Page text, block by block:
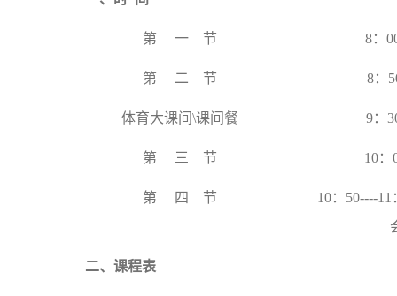
第 一 节 8：
第 二 节 8：
体育大课间\课间餐 9：
第 三 节 10：
第 四 节
10：50----
二、课程表